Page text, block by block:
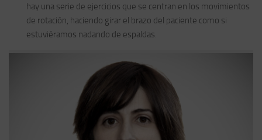
hay una serie de ejercicios que se centran en los movimientos
de rotación, haciendo girar el brazo del paciente como si
estuviéramos nadando de espaldas.